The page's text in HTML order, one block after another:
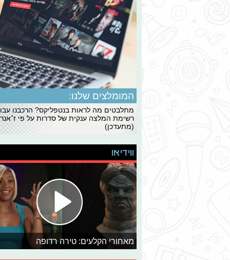
המומלצים שלנו:
מתלבטים מה לראות בנטפליקס? הרכבנו
רשימת המלצה ענקית של סדרות על פי
(מתעדכן)
ווידיאו
מאחורי הקלעים: טירה רדופה